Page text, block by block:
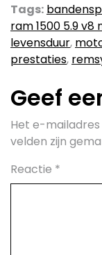
Tags:
ram 1500 5.9 v8
levensduur,
prestaties,
Geef
Het e-
velden zijn
Reactie *